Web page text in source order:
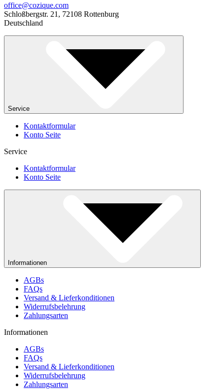
office@cozique.com
Schloßbergstr. 21, 72108 Rottenburg
Deutschland
Service
Kontaktformular
Konto Seite
Service
Kontaktformular
Konto Seite
Informationen
AGBs
FAQs
Versand & Lieferkonditionen
Widerrufsbelehrung
Zahlungsarten
Informationen
AGBs
FAQs
Versand & Lieferkonditionen
Widerrufsbelehrung
Zahlungsarten